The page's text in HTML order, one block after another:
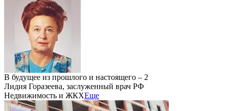
В будущее из прошлого и настоящего – 2
Лидия Горазеева, заслуженный врач РФ
Недвижимость и ЖКХЕще